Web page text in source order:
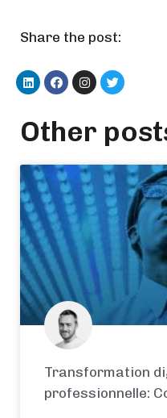
Share the post:
Other
Transformation
professionnelle: